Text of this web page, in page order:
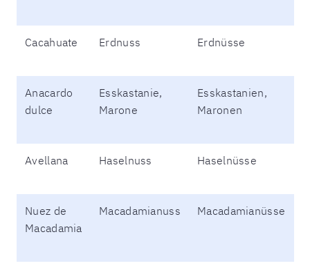
Cacahuate Erdnuss Erdnüsse
Anacardo
dulce
Esskastanie,
Marone
Esskastanien,
Maronen
Avellana Haselnuss Haselnüsse
Nuez de
Macadamia
Macadamianuss Macadamianüsse